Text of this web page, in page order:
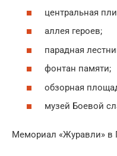
центральная
аллея героев;
парадная
фонтан памяти;
обзорная
музей Боевой
Мемориал «Журавли» в